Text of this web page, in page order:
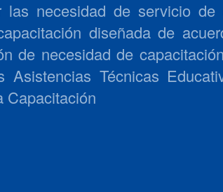
las necesidad de servicio
diseñada de
de necesidad de
Asistencias Técnicas
Capacitación